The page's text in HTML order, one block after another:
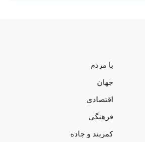
با مردم
جهان
اقتصادی
فرهنگی
کمربند و جاده